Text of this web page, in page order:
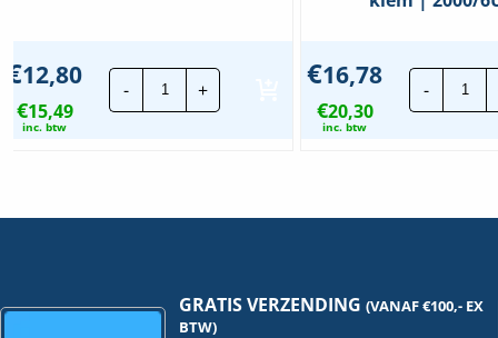
Food Contact Material
Nee
Fabrikant
€12,80
€15,49
inc. btw
-
Busch-
Jaeger
Kruisschakelaar
+ €16,78
€20,30
inc. btw
-
GRATIS VERZENDING(VANAF €100,- EX
BTW)